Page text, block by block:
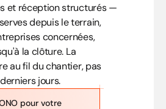
et réception structurés —
depuis le terrain,
concernées,
la clôture. La
au fil du chantier, pas
jours.
pour votre